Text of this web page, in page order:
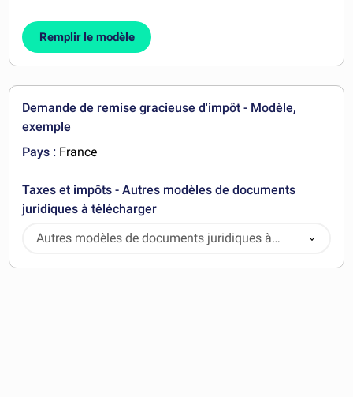
Remplir le modèle
Demande de remise gracieuse d'impôt - Modèle,
exemple
Pays : France
Taxes et impôts - Autres modèles de documents
juridiques à télécharger
Autres modèles de documents juridiques à
télécharger